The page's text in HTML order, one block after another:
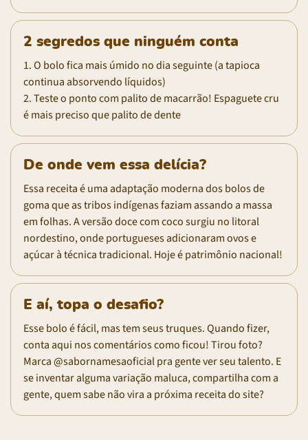
2 segredos que ninguém conta
1. O bolo fica mais úmido no dia seguinte (a tapioca
continua absorvendo líquidos)
2. Teste o ponto com palito de macarrão! Espaguete cru
é mais preciso que palito de dente
De onde vem essa delícia?
Essa receita é uma adaptação moderna dos bolos de
goma que as tribos indígenas faziam assando a massa
em folhas. A versão doce com coco surgiu no litoral
nordestino, onde portugueses adicionaram ovos e
açúcar à técnica tradicional. Hoje é patrimônio nacional!
E aí, topa o desafio?
Esse bolo é fácil, mas tem seus truques. Quando fizer,
conta aqui nos comentários como ficou! Tirou foto?
Marca @sabornamesaoficial pra gente ver seu talento. E
se inventar alguma variação maluca, compartilha com a
gente, quem sabe não vira a próxima receita do site?